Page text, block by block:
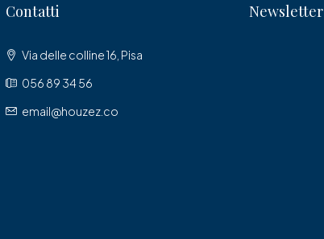
Contatti
Via delle colline 16, Pisa
056 89 34 56
email@houzez.co
Newsletter